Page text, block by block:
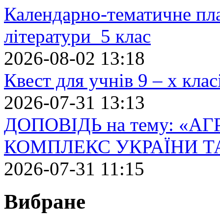
Календарно-тематичне
літератури 5 клас
2026-08-02 13:18
Квест для учнів 9 – х
2026-07-31 13:13
ДОПОВІДЬ на тему:
КОМПЛЕКС УКРАЇНИ
2026-07-31 11:15
Вибране